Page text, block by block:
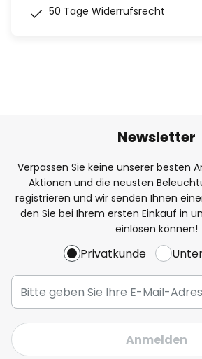
50 Tage Widerrufsrecht
Newsletter
Verpassen Sie keine unserer besten
Aktionen und die neusten
registrieren und wir senden Ihnen
den Sie bei Ihrem ersten Einkauf in
einlösen können!
Privatkunde
Anmelden